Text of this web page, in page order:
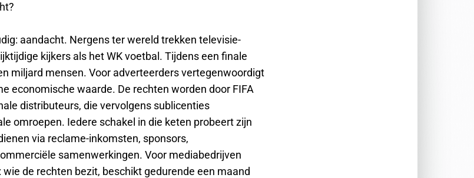
aandacht. Nergens ter wereld trekken televisie-
kijkers als het WK voetbal. Tijdens een finale
miljard mensen. Voor adverteerders vertegenwoordigt
economische waarde. De rechten worden door FIFA
distributeurs, die vervolgens sublicenties
omroepen. Iedere schakel in die keten probeert zijn
via reclame-inkomsten, sponsors,
samenwerkingen. Voor mediabedrijven
de rechten bezit, beschikt gedurende een maand